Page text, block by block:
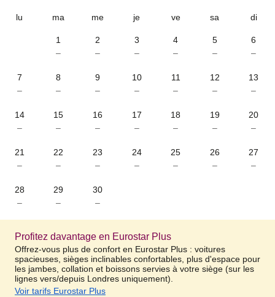
lu ma me je ve sa di
1
–
2
–
3
–
4
–
5
–
6
–
7
–
8
–
9
–
10
–
11
–
12
–
13
–
14
–
15
–
16
–
17
–
18
–
19
–
20
–
21
–
22
–
23
–
24
–
25
–
26
–
27
–
28
–
29
–
30
–
Profitez davantage en Eurostar Plus
Offrez-vous plus de confort en Eurostar Plus : voitures
spacieuses, sièges inclinables confortables, plus d'espace pour
les jambes, collation et boissons servies à votre siège (sur les
lignes vers/depuis Londres uniquement).
Voir tarifs Eurostar Plus